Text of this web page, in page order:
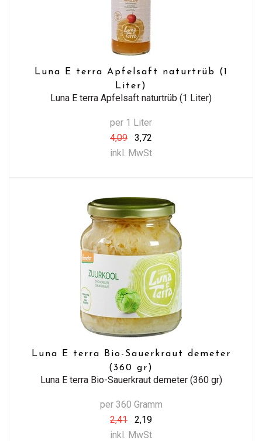
Luna E terra Apfelsaft naturtrüb (1
Liter)
Luna E terra Apfelsaft naturtrüb (1 Liter)
per 1 Liter
4,09
3,72
inkl. MwSt
Luna E terra Bio-Sauerkraut demeter
(360 gr)
Luna E terra Bio-Sauerkraut demeter (360 gr)
per 360 Gramm
2,41
2,19
inkl. MwSt